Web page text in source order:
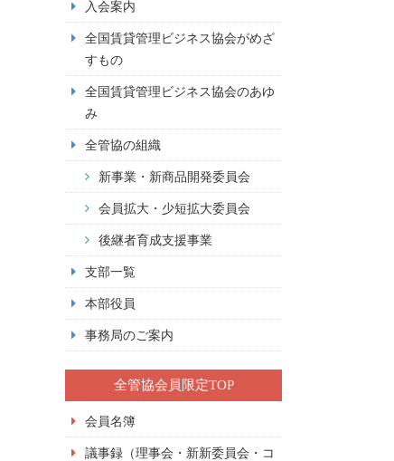
入会案内
全国賃貸管理ビジネス協会がめざ
すもの
全国賃貸管理ビジネス協会のあゆ
み
全管協の組織
新事業・新商品開発委員会
会員拡大・少短拡大委員会
後継者育成支援事業
支部一覧
本部役員
事務局のご案内
全管協会員限定TOP
会員名簿
議事録（理事会・新新委員会・コ